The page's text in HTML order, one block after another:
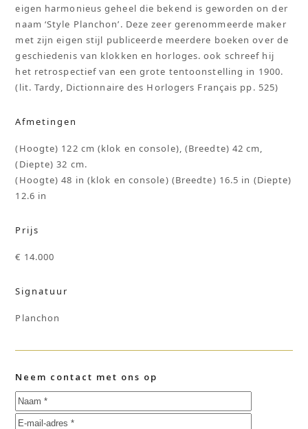
eigen harmonieus geheel die bekend is geworden on der
naam ‘Style Planchon’. Deze zeer gerenommeerde maker
met zijn eigen stijl publiceerde meerdere boeken over de
geschiedenis van klokken en horloges. ook schreef hij
het retrospectief van een grote tentoonstelling in 1900.
(lit. Tardy, Dictionnaire des Horlogers Français pp. 525)
Afmetingen
(Hoogte) 122 cm (klok en console), (Breedte) 42 cm,
(Diepte) 32 cm.
(Hoogte) 48 in (klok en console) (Breedte) 16.5 in (Diepte)
12.6 in
Prijs
€ 14.000
Signatuur
Planchon
Neem contact met ons op